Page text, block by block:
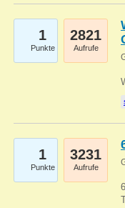
1
Punkte
2821
Aufrufe
1
Punkte
3231
Aufrufe